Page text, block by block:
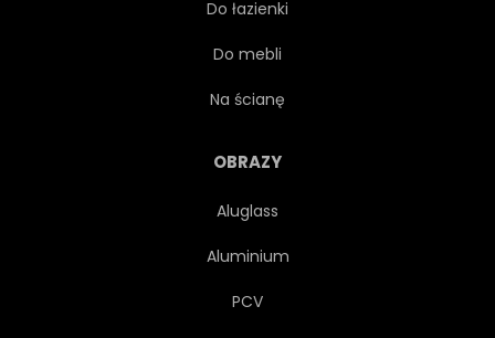
ARKTYCZNY
Do łazienki
Do mebli
Na ścianę
OBRAZY
Aluglass
Aluminium
PCV